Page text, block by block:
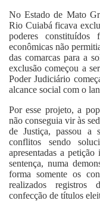
No Estado de Mato
Rio Cuiabá ficava
poderes
econômicas não
das comarcas para a
exclusão começou a
Poder Judiciário
alcance social com o
Por esse projeto, a
não conseguia vir às
de Justiça, passou a
conflitos sendo
apresentadas a
sentença, numa
forma somente os
realizados registros
confecção de títulos